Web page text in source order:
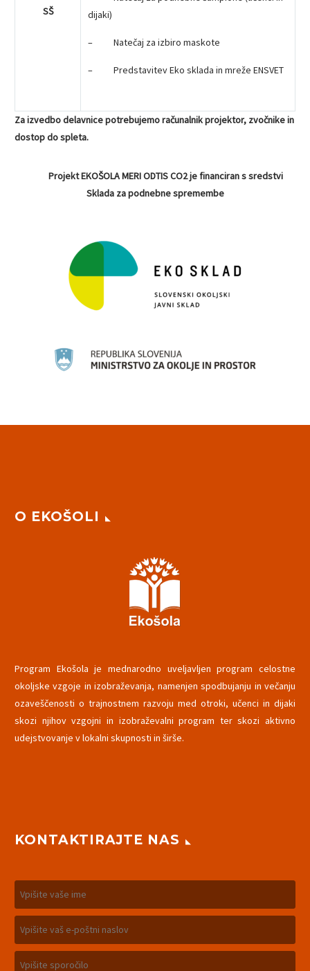
SŠ
dijaki)
– Natečaj za izbiro maskote
– Predstavitev Eko sklada in mreže ENSVET
Za izvedbo delavnice potrebujemo računalnik projektor, zvočnike in
dostop do spleta.
Projekt EKOŠOLA MERI ODTIS CO2 je financiran s sredstvi
Sklada za podnebne spremembe
O EKOŠOLI
Program Ekošola je mednarodno uveljavljen program celostne
okoljske vzgoje in izobraževanja, namenjen spodbujanju in večanju
ozaveščenosti o trajnostnem razvoju med otroki, učenci in dijaki
skozi njihov vzgojni in izobraževalni program ter skozi aktivno
udejstvovanje v lokalni skupnosti in širše.
KONTAKTIRAJTE NAS